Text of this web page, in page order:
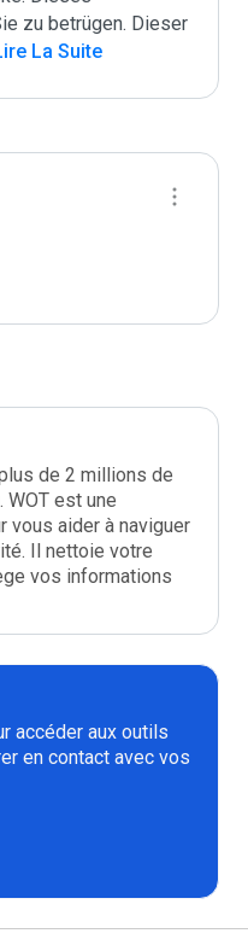
zu betrügen. Dieser
La Suite
de 2 millions de
est une
vous aider à naviguer
Il nettoie votre
vos informations
accéder aux outils
en contact avec vos